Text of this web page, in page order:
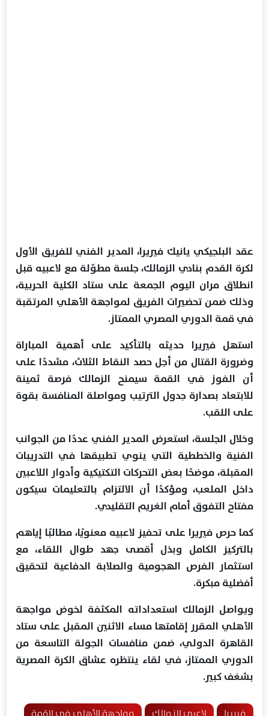
عقد البلجيكي يانيك فيريرا، المدير الفني للفريق الأول
لكرة القدم بنادي الزمالك، جلسة مطوّلة مع لاعبيه قبل
انطلاق مران اليوم الجمعة على ستاد الكلية الحربية،
وذلك ضمن تحضيرات الفريق لمواجهة الأهلي المرتقبة
في قمة الدوري المصري الممتاز.
استهل فيريرا حديثه بالتأكيد على أهمية المباراة
وضرورة القتال من أجل حصد النقاط الثلاث، مشددًا على
أن الفوز في القمة سيمنح الزمالك فرصة ثمينة
للابتعاد بصدارة جدول الترتيب ومواصلة المنافسة بقوة
على اللقب.
وخلال الجلسة، استعرض المدير الفني عددًا من الجوانب
الفنية والخططية التي ينوي تطبيقها في التدريبات
المقبلة، موضحًا بعض التحركات التكتيكية وأدوار اللاعبين
داخل الملعب، ومؤكدًا أن الالتزام بالتعليمات سيكون
مفتاح التفوق أمام الغريم التقليدي.
كما حرص فيريرا على تحفيز لاعبيه معنويًا، مطالبًا إياهم
بالتركيز الكامل وبذل أقصى جهد طوال اللقاء، مع
استثمار الفرص الهجومية والصلابة الدفاعية لتحقيق
أفضلية مبكرة.
ويواصل الزمالك استعداداته المكثفة لخوض مواجهة
الأهلي المقرر إقامتها مساء الاثنين المقبل على ستاد
القاهرة الدولي، ضمن منافسات الجولة التاسعة من
الدوري الممتاز، في لقاء ينتظره عشاق الكرة المصرية
بشغف كبير.
فيريرا لاعبي الزمالك مواجهة الأهلي في القمة